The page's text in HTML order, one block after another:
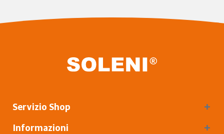
Servizio Shop
Informazioni